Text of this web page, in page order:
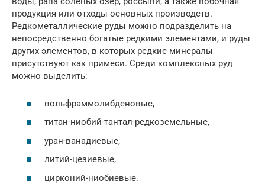
продукция или отходы основных производств.
Редкометаллические руды можно подразделить на
непосредственно богатые редкими элементами, и руды
других элементов, в которых редкие минералы
присутствуют как примеси. Среди комплексных руд
можно выделить:
вольфраммолибденовые,
титан-ниобий-тантал-редкоземельные,
уран-ванадиевые,
литий-цезиевые,
цирконий-ниобиевые.